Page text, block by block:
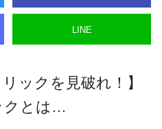
LINE
ックを見破れ！】
クとは…